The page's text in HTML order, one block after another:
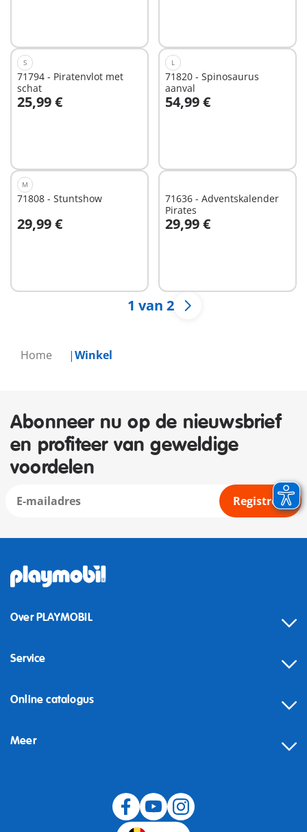
Home Winkel
S
71794 - Piratenvlot met
schat
25,99 €
In winkelwagen
L
71820 - Spinosaurus
aanval
54,99 €
In winkelwagen
M
71808 - Stuntshow
29,99 €
In winkelwagen
71636 - Adventskalender
Pirates
29,99 €
In winkelwagen
1 van 2
Abonneer nu op de nieuwsbrief
en profiteer van geweldige
voordelen
Registreer
Over PLAYMOBIL
Service
Online catalogus
Meer